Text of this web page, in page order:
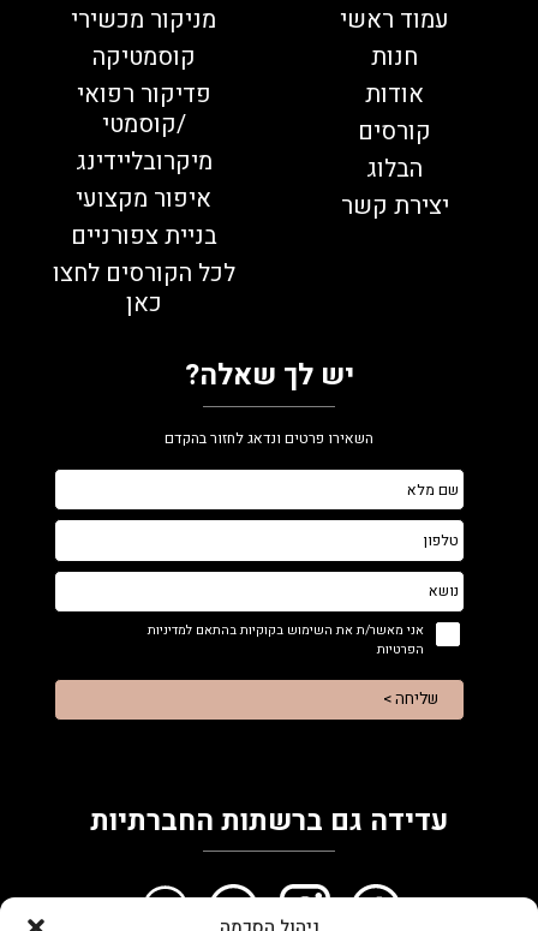
עמוד ראשי
חנות
אודות
קורסים
הבלוג
יצירת קשר
מניקור מכשירי
קוסמטיקה
פדיקור רפואי
/קוסמטי
מיקרובליידינג
איפור מקצועי
בניית צפורניים
לכל הקורסים לחצו
כאן
יש לך שאלה?
השאירו פרטים ונדאג לחזור בהקדם
אני מאשר/ת את השימוש בקוקיות בהתאם למדיניות
הפרטיות
שליחה >
עדידה גם ברשתות החברתיות